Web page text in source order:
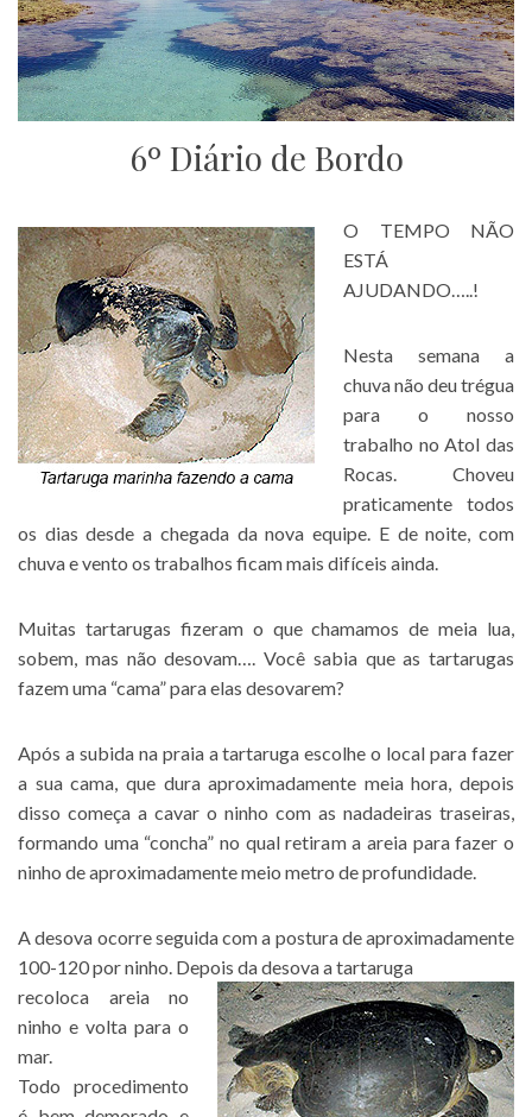
6º Diário de Bordo
O TEMPO NÃO
ESTÁ
AJUDANDO…..!
Nesta semana a
chuva não deu trégua
para o nosso
trabalho no Atol das
Rocas. Choveu
praticamente todos
os dias desde a chegada da nova equipe. E de noite, com
chuva e vento os trabalhos ficam mais difíceis ainda.
Muitas tartarugas fizeram o que chamamos de meia lua,
sobem, mas não desovam…. Você sabia que as tartarugas
fazem uma “cama” para elas desovarem?
Após a subida na praia a tartaruga escolhe o local para fazer
a sua cama, que dura aproximadamente meia hora, depois
disso começa a cavar o ninho com as nadadeiras traseiras,
formando uma “concha” no qual retiram a areia para fazer o
ninho de aproximadamente meio metro de profundidade.
A desova ocorre seguida com a postura de aproximadamente
100-120 por ninho. Depois da desova a tartaruga
recoloca areia no
ninho e volta para o
mar.
Todo procedimento